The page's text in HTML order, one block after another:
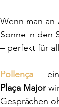
Wenn man an
Sonne in den
– perfekt für
Pollença — ein
Plaça Major
Gesprächen